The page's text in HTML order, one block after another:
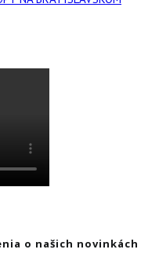
o našich novinkách